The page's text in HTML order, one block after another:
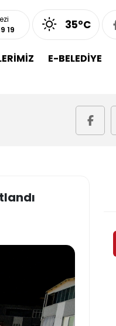
19
35°C
E-BELEDİYE